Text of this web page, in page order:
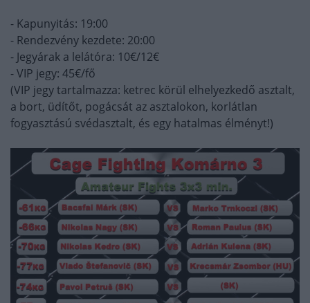
- Kapunyitás: 19:00
- Rendezvény kezdete: 20:00
- Jegyárak a lelátóra: 10€/12€
- VIP jegy: 45€/fő
(VIP jegy tartalmazza: ketrec körül elhelyezkedő asztalt,
a bort, üdítőt, pogácsát az asztalokon, korlátlan
fogyasztású svédasztalt, és egy hatalmas élményt!)